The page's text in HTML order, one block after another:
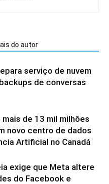
do autor
serviço de nuvem
de conversas
de 13 mil milhões
novo centro de dados
Artificial no Canadá
exige que Meta altere
do Facebook e